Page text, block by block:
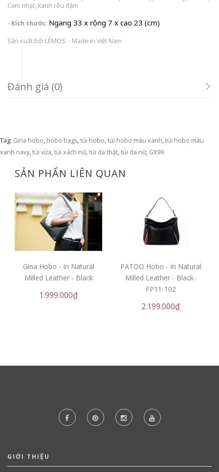
Cam nhạt, Xanh rêu đậm
- Kích thước: Ngang 33 x rộng 7 x cao 23 (cm)
Sản xuất bởi LÉMOS - Made in Việt Nam
Đánh giá (0)
Tag: Gina hobo, hobo bags,túi hobo,túi hobo màu xanh,túi hobo màu
xanh navy,túi vừa,túi xách nữ,túi da thật,túi da nữ, GX99
SẢN PHẨN LIÊN QUAN
Gina Hobo - In Natural
Milled Leather - Black
1.999.000₫
PATOO Hobo - In Natural
Milled Leather - Black-
FP11-102
2.199.000₫
GIỚI THIỆU